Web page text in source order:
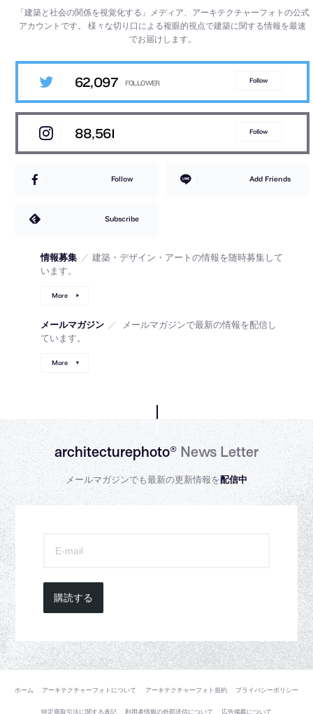
「建築と社会の関係を視覚化する」メディア、アーキテクチャーフォトの公式
アカウントです。様々な切り口による複眼的視点で建築に関する情報を最速
でお届けします。
62,097 Follow
88,561 Follow
Follow Add Friends
Subscribe
情報募集 ／ 建築・デザイン・アートの情報を随時募集して
います。
More
メールマガジン ／
メールマガジンで最新の情報を配信し
ています。
More
architecturephoto®News Letter
メールマガジンでも最新の更新情報を配信中
購読する
ホーム アーキテクチャーフォトについて アーキテクチャーフォト規約 プライバシーポリシー
特定商取引法に関する表記 利用者情報の外部送信について 広告掲載について